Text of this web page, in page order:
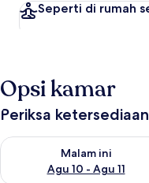
Seperti di rumah
Opsi kamar
Periksa
Malam ini
Agu 10 - Agu 11
Periksa ketersediaan